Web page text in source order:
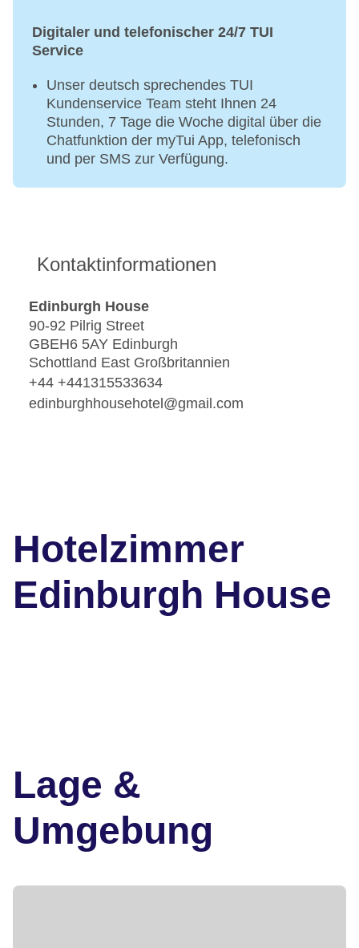
Digitaler und telefonischer 24/7 TUI
Service
Unser deutsch sprechendes TUI
Kundenservice Team steht Ihnen 24
Stunden, 7 Tage die Woche digital über die
Chatfunktion der myTui App, telefonisch
und per SMS zur Verfügung.
Kontaktinformationen
Edinburgh House
90-92 Pilrig Street
GBEH6 5AY Edinburgh
Schottland East Großbritannien
+44 +441315533634
edinburghhousehotel@gmail.com
Hotelzimmer
Edinburgh House
Lage &
Umgebung